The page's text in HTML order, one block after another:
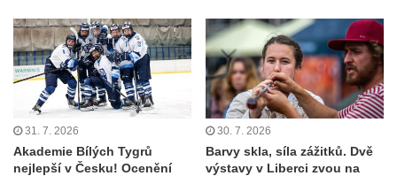
31. 7. 2026
Akademie Bílých Tygrů
nejlepší v Česku! Ocenění
30. 7. 2026
Barvy skla, síla zážitků. Dvě
výstavy v Liberci zvou na